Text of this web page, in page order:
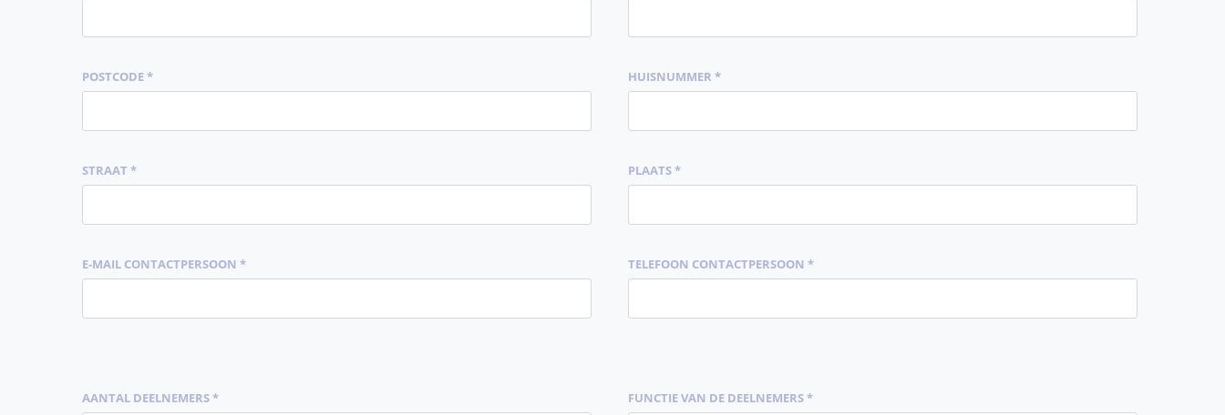
POSTCODE * HUISNUMMER *
STRAAT * PLAATS *
E-MAIL CONTACTPERSOON * TELEFOON CONTACTPERSOON *
AANTAL DEELNEMERS * FUNCTIE VAN DE DEELNEMERS *